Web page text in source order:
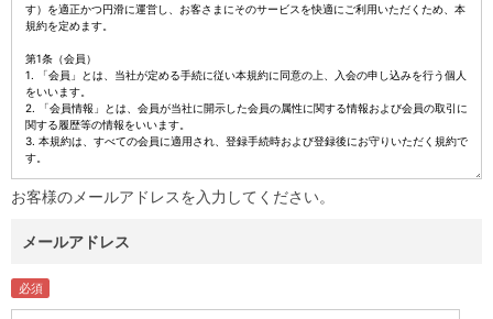
お客様のメールアドレスを入力してください。
メールアドレス